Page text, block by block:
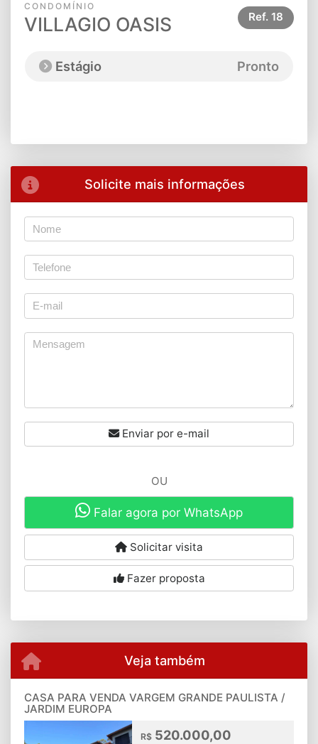
CONDOMÍNIO
VILLAGIO OASIS Ref. 18
Estágio Pronto
Solicite mais informações
Enviar por e-mail
OU
Falar agora por WhatsApp
Solicitar visita
Fazer proposta
Veja também
CASA PARA VENDA VARGEM GRANDE PAULISTA /
JARDIM EUROPA
R$ 520.000,00